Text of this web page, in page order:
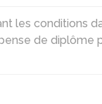
les conditions
de diplôme